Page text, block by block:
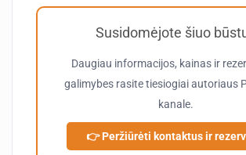
Susidomėjote šiuo
Daugiau informacijos, kainas ir
galimybes rasite tiesiogiai autoriaus
kanale.
👉 Peržiūrėti kontaktus ir